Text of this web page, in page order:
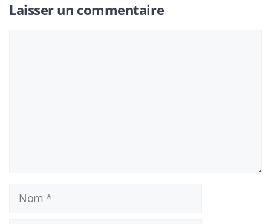
Laisser un commentaire
Nom